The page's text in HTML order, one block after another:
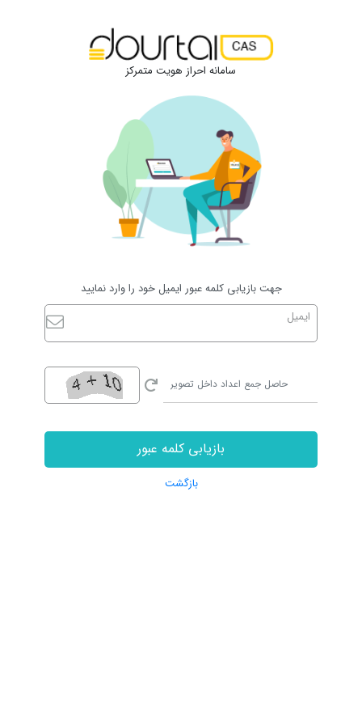
جهت بازیابی کلمه عبور ایمیل خود را وارد نمایید
ایمیل
بازیابی کلمه عبور
بازگشت
سامانه احراز هویت متمرکز